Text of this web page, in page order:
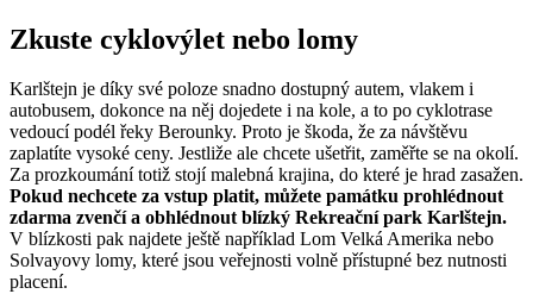
Zkuste cyklovýlet nebo lomy
Karlštejn je díky své poloze snadno dostupný autem, vlakem i
autobusem, dokonce na něj dojedete i na kole, a to po cyklotrase
vedoucí podél řeky Berounky. Proto je škoda, že za návštěvu
zaplatíte vysoké ceny. Jestliže ale chcete ušetřit, zaměřte se na okolí.
Za prozkoumání totiž stojí malebná krajina, do které je hrad zasažen.
Pokud nechcete za vstup platit, můžete památku prohlédnout
zdarma zvenčí a obhlédnout blízký Rekreační park Karlštejn.
V blízkosti pak najdete ještě například Lom Velká Amerika nebo
Solvayovy lomy, které jsou veřejnosti volně přístupné bez nutnosti
placení.